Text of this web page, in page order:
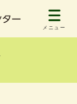
メニュー